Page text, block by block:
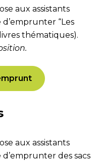
aux assistants
“Les
thématiques).
aux assistants
des sacs